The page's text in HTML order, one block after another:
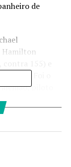
de
Hamilton
Foi o
piloto